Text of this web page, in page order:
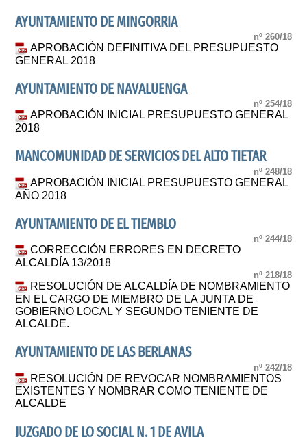
AYUNTAMIENTO DE MINGORRIA
nº 260/18
APROBACIÓN DEFINITIVA DEL PRESUPUESTO
GENERAL 2018
AYUNTAMIENTO DE NAVALUENGA
nº 254/18
APROBACIÓN INICIAL PRESUPUESTO GENERAL
2018
MANCOMUNIDAD DE SERVICIOS DEL ALTO TIETAR
nº 248/18
APROBACIÓN INICIAL PRESUPUESTO GENERAL
AÑO 2018
AYUNTAMIENTO DE EL TIEMBLO
nº 244/18
CORRECCIÓN ERRORES EN DECRETO
ALCALDÍA 13/2018
nº 218/18
RESOLUCIÓN DE ALCALDÍA DE NOMBRAMIENTO
EN EL CARGO DE MIEMBRO DE LA JUNTA DE
GOBIERNO LOCAL Y SEGUNDO TENIENTE DE
ALCALDE.
AYUNTAMIENTO DE LAS BERLANAS
nº 242/18
RESOLUCIÓN DE REVOCAR NOMBRAMIENTOS
EXISTENTES Y NOMBRAR COMO TENIENTE DE
ALCALDE
JUZGADO DE LO SOCIAL N. 1 DE AVILA